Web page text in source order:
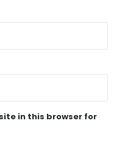
in this browser for